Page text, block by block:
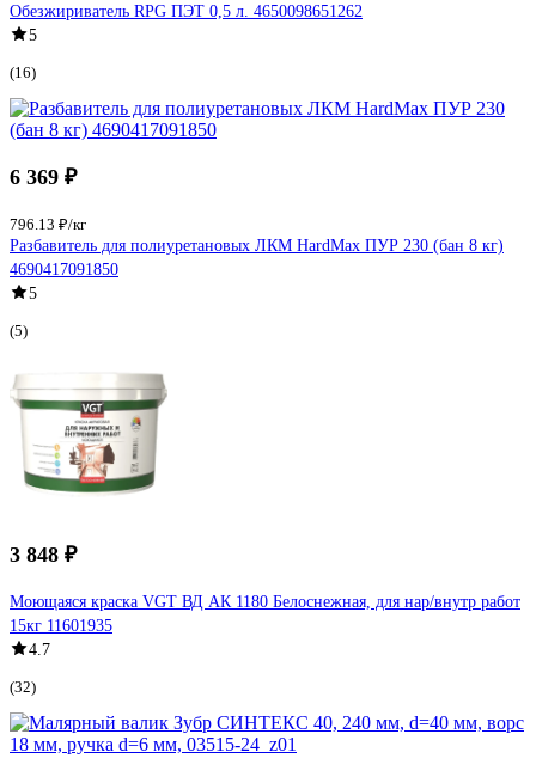
Обезжириватель RPG ПЭТ 0,5 л. 4650098651262
5
(16)
6 369 ₽
796.13 ₽/кг
Разбавитель для полиуретановых ЛКМ HardMax ПУР 230 (бан 8 кг)
4690417091850
5
(5)
3 848 ₽
Моющаяся краска VGT ВД АК 1180 Белоснежная, для нар/внутр работ
15кг 11601935
4.7
(32)